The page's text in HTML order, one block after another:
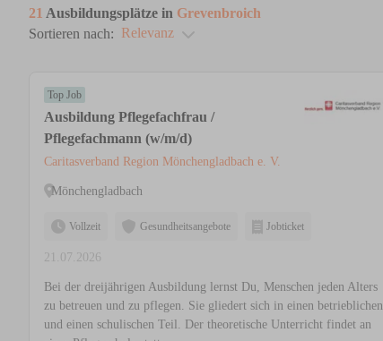
21 Ausbildungsplätze in Grevenbroich
Sortieren nach: Relevanz
Top Job
Ausbildung Pflegefachfrau /
Pflegefachmann (w/m/d)
Caritasverband Region Mönchengladbach e. V.
Mönchengladbach
Vollzeit Gesundheitsangebote Jobticket
21.07.2026
Bei der dreijährigen Ausbildung lernst Du, Menschen jeden Alters
zu betreuen und zu pflegen. Sie gliedert sich in einen betrieblichen
und einen schulischen Teil. Der theoretische Unterricht findet an